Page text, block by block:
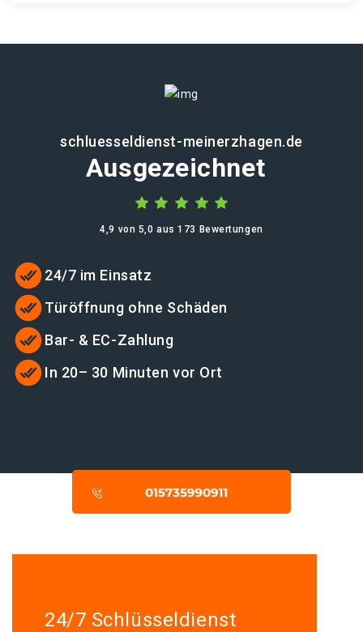
schluesseldienst-meinerzhagen.de
Ausgezeichnet
4,9 von 5,0 aus 173 Bewertungen
24/7 im Einsatz
Türöffnung ohne Schäden
Bar- & EC-Zahlung
In 20– 30 Minuten vor Ort
24/7 Schlüsseldienst